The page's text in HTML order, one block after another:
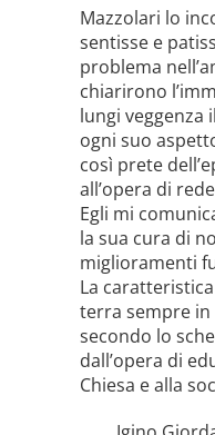
Mazzolari lo
sentisse e
problema
chiarirono
lungi veggenza
ogni suo
così prete
all’opera di
Egli mi
la sua cura di
miglioramenti
La
terra sempre in
secondo lo
dall’opera di
Chiesa e alla